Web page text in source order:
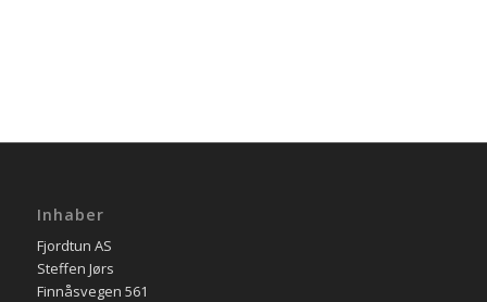
Inhaber
Fjordtun AS
Steffen Jørs
Finnåsvegen 561